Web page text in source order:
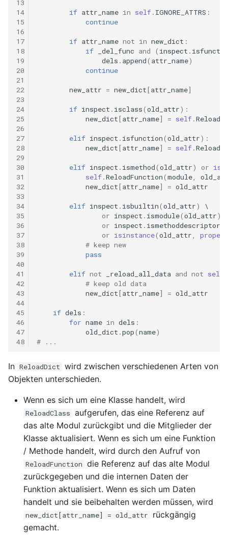
13
14
15
16
17
18
19
20
21
22
23
24
25
26
27
28
29
30
31
32
33
34
35
36
37
38
39
40
41
42
43
44
45
46
47
48
if attr_name in self. IGNORE_ATTRS :
continue
if attr_name not in new_dict :
if
_del_func and ( inspect .
dels . append( attr_name)
continue
new_attr = new_dict[attr_name]
if inspect . isclass(old_attr):
new_dict[attr_name] = self.
elif inspect . isfunction(old_attr):
new_dict[attr_name] = self.
elif inspect . ismethod(old_attr) or
self.ReloadFunction(module
new_dict[attr_name] = old_attr
elif inspect . isbuiltin(old_attr)
or inspect . ismodule(old_attr)
or inspect . ismethoddescriptor
or isinstance(old_attr
# keep new
pass
elif not _reload_all_data and not self
# keep old data
new_dict[attr_name] = old_attr
if dels :
for name in dels :
old_dict .pop(name)
# ...
In ReloadDict wird zwischen verschiedenen Arten von
Objekten unterschieden.
Wenn es sich um eine Klasse handelt, wird
ReloadClass aufgerufen, das eine Referenz auf
das alte Modul zurückgibt und die Mitglieder der
Klasse aktualisiert. Wenn es sich um eine Funktion
/ Methode handelt, wird durch den Aufruf von
ReloadFunction die Referenz auf das alte Modul
zurückgegeben und die internen Daten der
Funktion aktualisiert. Wenn es sich um Daten
handelt und sie beibehalten werden müssen, wird
new_dict[attr_name] = old_attr
rückgängig
gemacht.